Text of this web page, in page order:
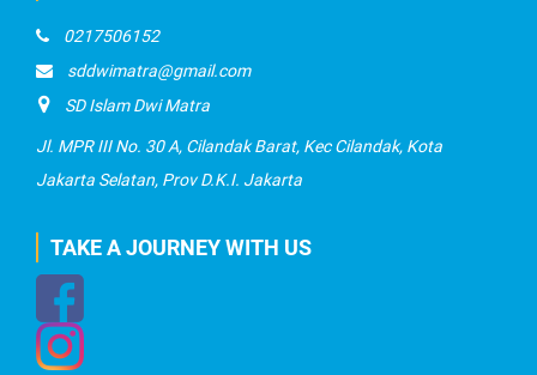
0217506152
sddwimatra@gmail.com
SD Islam Dwi Matra
Jl. MPR III No. 30 A, Cilandak Barat, Kec Cilandak, Kota
Jakarta Selatan, Prov D.K.I. Jakarta
TAKE A JOURNEY WITH US